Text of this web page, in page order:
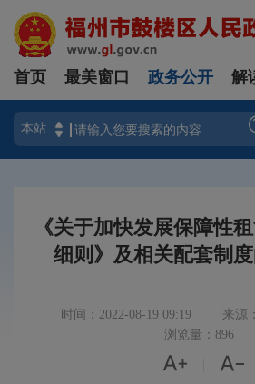
首页 最美窗口 政务公开 解
《关于加快发展保障性
细则》及相关配套制
时间：2022-08-19 09:19
来源
浏览量：896
 